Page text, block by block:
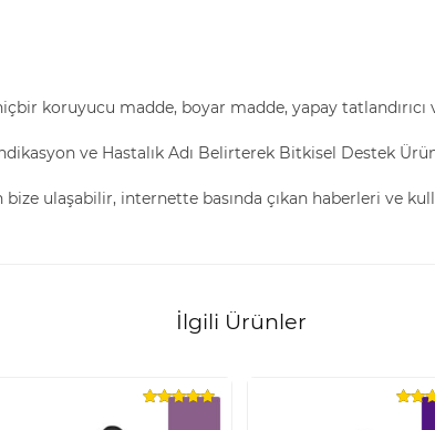
koruyucu madde, boyar madde, yapay
ve Hastalık Adı Belirterek Bitkisel Destek
bize ulaşabilir, internette basında çıkan haberleri ve
İlgili Ürünler